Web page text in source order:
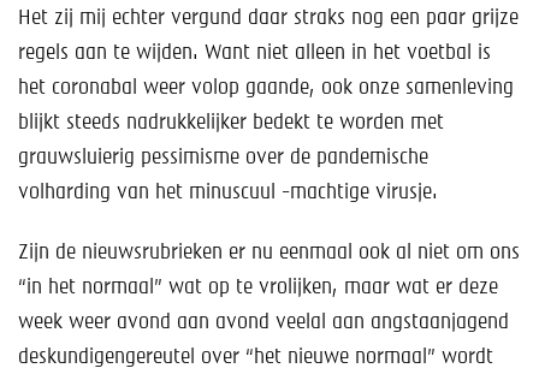
Het zij mij echter vergund daar straks nog een paar grijze
regels aan te wijden. Want niet alleen in het voetbal is
het coronabal weer volop gaande, ook onze samenleving
blijkt steeds nadrukkelijker bedekt te worden met
grauwsluierig pessimisme over de pandemische
volharding van het minuscuul -machtige virusje.
Zijn de nieuwsrubrieken er nu eenmaal ook al niet om ons
“in het normaal” wat op te vrolijken, maar wat er deze
week weer avond aan avond veelal aan angstaanjagend
deskundigengereutel over “het nieuwe normaal” wordt